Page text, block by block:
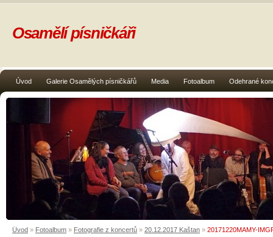
Úvod Galerie Osamělých písničkářů Media Fotoalbum Odehrané
Osamělí písničkáři
Úvod » Fotoalbum » Fotografie z koncertů » 20.12.2017 Kaštan » 20171220MAMY-